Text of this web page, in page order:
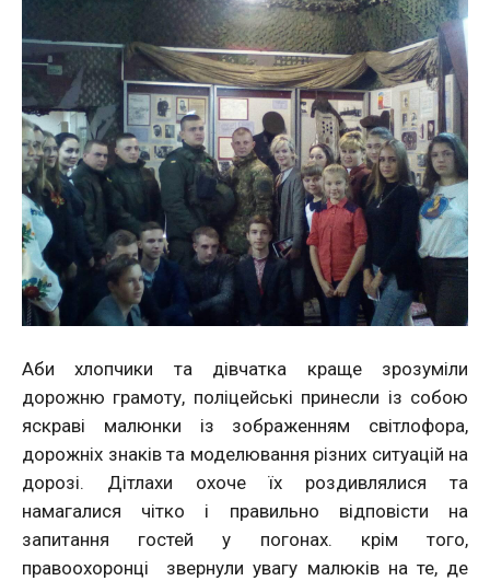
Аби хлопчики та дівчатка краще зрозуміли
дорожню грамоту, поліцейські принесли із собою
яскраві малюнки із зображенням світлофора,
дорожніх знаків та моделювання різних ситуацій на
дорозі. Дітлахи охоче їх роздивлялися та
намагалися чітко і правильно відповісти на
запитання гостей у погонах. крім того,
правоохоронці звернули увагу малюків на те, де